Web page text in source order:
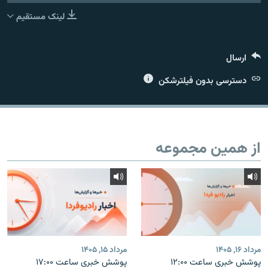
لینک مستقیم
ارسال
دسترسی بدون فیلترشکن
از همین مجموعه
مرداد ۱۶, ۱۴۰۵
پوشش خبری ساعت ۱۲:۰۰
مرداد ۱۵, ۱۴۰۵
پوشش خبری ساعت ۱۷:۰۰